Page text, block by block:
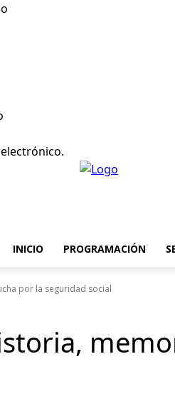
INICIO PROGRAMACIÓN
por la seguridad social